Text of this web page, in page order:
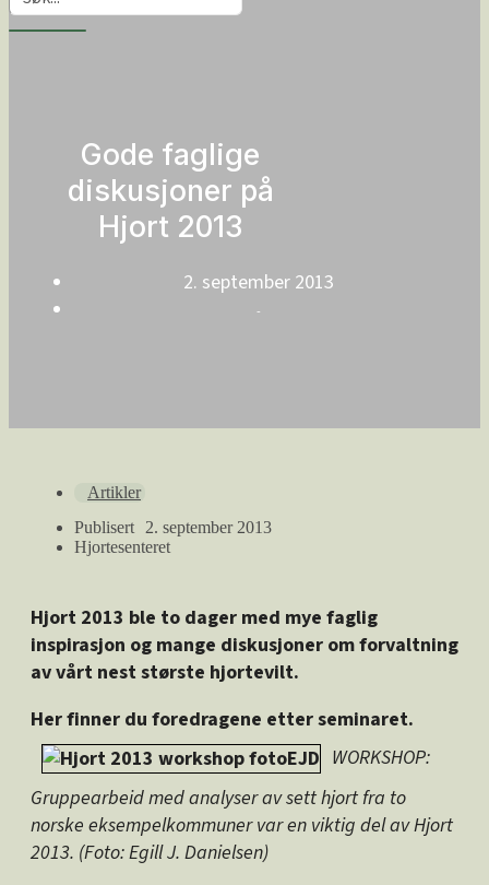
Gode faglige
diskusjoner på
Hjort 2013
2. september 2013
-
Artikler
Publisert 2. september 2013
Hjortesenteret
Hjort 2013 ble to dager med mye faglig
inspirasjon og mange diskusjoner om forvaltning
av vårt nest største hjortevilt.
Her finner du foredragene etter seminaret.
WORKSHOP:
Gruppearbeid med analyser av sett hjort fra to
norske eksempelkommuner var en viktig del av Hjort
2013. (Foto: Egill J. Danielsen)